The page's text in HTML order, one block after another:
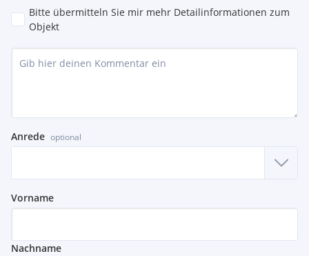
Bitte übermitteln Sie mir mehr Detailinformationen zum
Objekt
Anrede optional
Vorname
Nachname